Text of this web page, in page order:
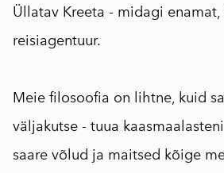
Üllatav Kreeta - midagi
reisiagentuur. ⠀
Meie filosoofia on lihtne, kuid
väljakutse - tuua
saare võlud ja maitsed kõige